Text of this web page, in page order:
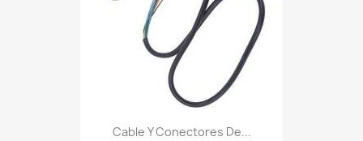
Cable Y Conectores De...